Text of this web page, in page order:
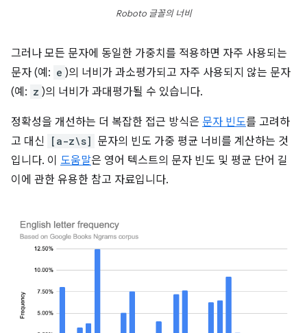
Roboto 글꼴의 너비
그러나 모든 문자에 동일한 가중치를 적용하면 자주 사용되는
문자 (예: e )의 너비가 과소평가되고 자주 사용되지 않는 문자
(예: z )의 너비가 과대평가될 수 있습니다.
정확성을 개선하는 더 복잡한 접근 방식은 문자 빈도를 고려하
고 대신
[a-z\s] 문자의 빈도 가중 평균 너비를 계산하는 것
입니다. 이 도움말은 영어 텍스트의 문자 빈도 및 평균 단어 길
이에 관한 유용한 참고 자료입니다.